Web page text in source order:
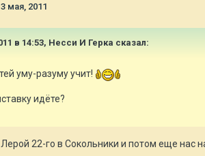
мая, 2011
в 14:53, Несси И Герка сказал:
уму-разуму учит!
идёте?
22-го в Сокольники и потом еще нас